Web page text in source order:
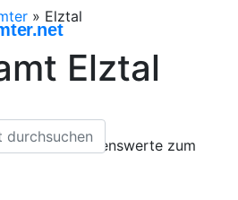
» Elztal
Elztal
Sie alles Wissenswerte zum